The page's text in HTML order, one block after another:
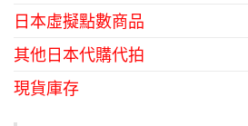
日本虛擬點數商品
其他日本代購代拍
現貨庫存